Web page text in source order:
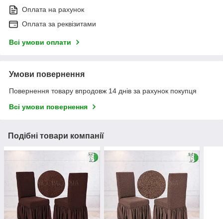
Оплата на рахунок
Оплата за реквізитами
Всі умови оплати
Умови повернення
Повернення товару впродовж 14 днів за рахунок покупця
Всі умови повернення
Подібні товари компанії